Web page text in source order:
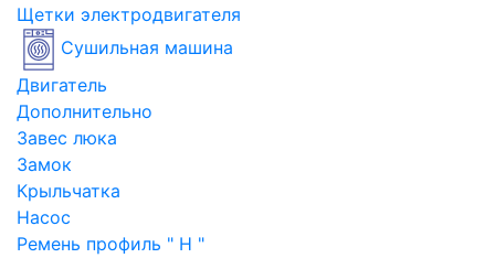
Щетки электродвигателя
Сушильная машина
Двигатель
Дополнительно
Завес люка
Замок
Крыльчатка
Насос
Ремень профиль " H "